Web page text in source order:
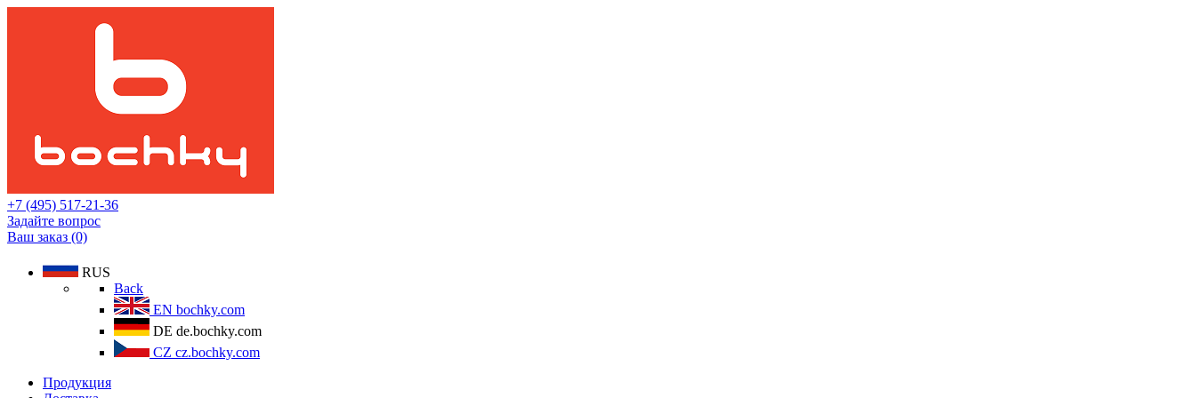
+7 (495) 517-21-36
Задайте вопрос
Ваш заказ (0)
RUS
Back
EN bochky.com
DE de.bochky.com
CZ cz.bochky.com
Продукция